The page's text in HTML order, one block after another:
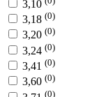
3,10
3,18 (0)
3,20 (0)
3,24 (0)
3,41 (0)
3,60 (0)
(0)